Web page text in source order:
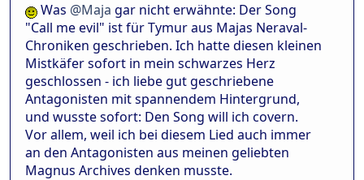
Was @Maja gar nicht erwähnte: Der Song
"Call me evil" ist für Tymur aus Majas Neraval-
Chroniken geschrieben. Ich hatte diesen kleinen
Mistkäfer sofort in mein schwarzes Herz
geschlossen - ich liebe gut geschriebene
Antagonisten mit spannendem Hintergrund,
und wusste sofort: Den Song will ich covern.
Vor allem, weil ich bei diesem Lied auch immer
an den Antagonisten aus meinen geliebten
Magnus Archives denken musste.